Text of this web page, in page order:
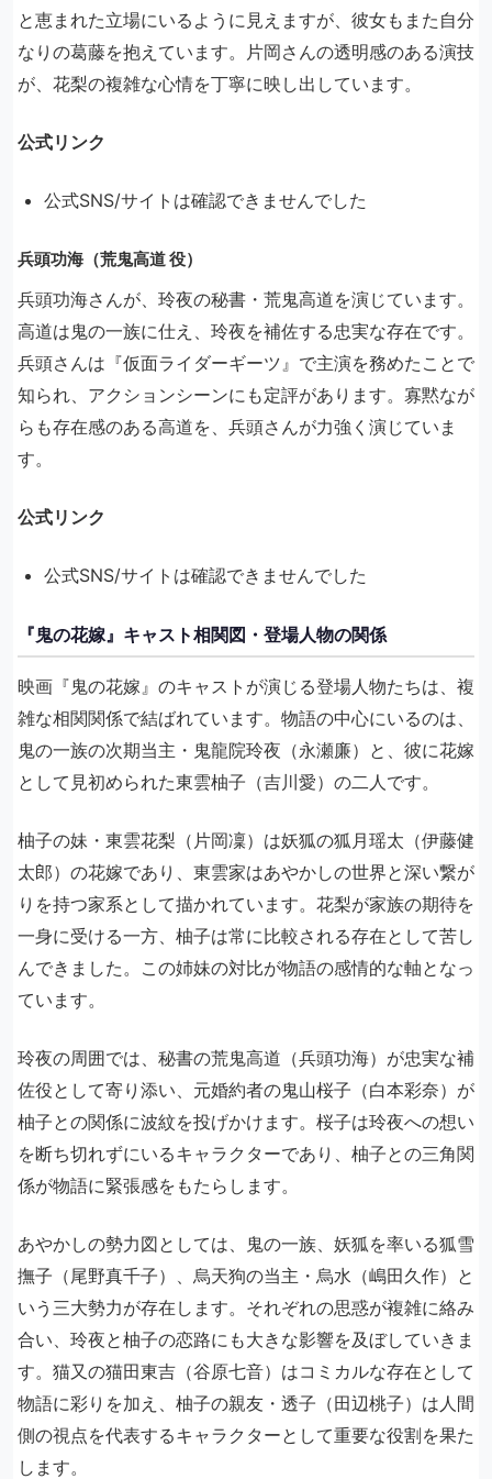
と恵まれた立場にいるように見えますが、彼女もまた自分
なりの葛藤を抱えています。片岡さんの透明感のある演技
が、花梨の複雑な心情を丁寧に映し出しています。
公式リンク
公式SNS/サイトは確認できませんでした
兵頭功海（荒鬼高道 役）
兵頭功海さんが、玲夜の秘書・荒鬼高道を演じています。
高道は鬼の一族に仕え、玲夜を補佐する忠実な存在です。
兵頭さんは『仮面ライダーギーツ』で主演を務めたことで
知られ、アクションシーンにも定評があります。寡黙なが
らも存在感のある高道を、兵頭さんが力強く演じていま
す。
公式リンク
公式SNS/サイトは確認できませんでした
『鬼の花嫁』キャスト相関図・登場人物の関係
映画『鬼の花嫁』のキャストが演じる登場人物たちは、複
雑な相関関係で結ばれています。物語の中心にいるのは、
鬼の一族の次期当主・鬼龍院玲夜（永瀬廉）と、彼に花嫁
として見初められた東雲柚子（吉川愛）の二人です。
柚子の妹・東雲花梨（片岡凜）は妖狐の狐月瑶太（伊藤健
太郎）の花嫁であり、東雲家はあやかしの世界と深い繋が
りを持つ家系として描かれています。花梨が家族の期待を
一身に受ける一方、柚子は常に比較される存在として苦し
んできました。この姉妹の対比が物語の感情的な軸となっ
ています。
玲夜の周囲では、秘書の荒鬼高道（兵頭功海）が忠実な補
佐役として寄り添い、元婚約者の鬼山桜子（白本彩奈）が
柚子との関係に波紋を投げかけます。桜子は玲夜への想い
を断ち切れずにいるキャラクターであり、柚子との三角関
係が物語に緊張感をもたらします。
あやかしの勢力図としては、鬼の一族、妖狐を率いる狐雪
撫子（尾野真千子）、烏天狗の当主・烏水（嶋田久作）と
いう三大勢力が存在します。それぞれの思惑が複雑に絡み
合い、玲夜と柚子の恋路にも大きな影響を及ぼしていきま
す。猫又の猫田東吉（谷原七音）はコミカルな存在として
物語に彩りを加え、柚子の親友・透子（田辺桃子）は人間
側の視点を代表するキャラクターとして重要な役割を果た
します。